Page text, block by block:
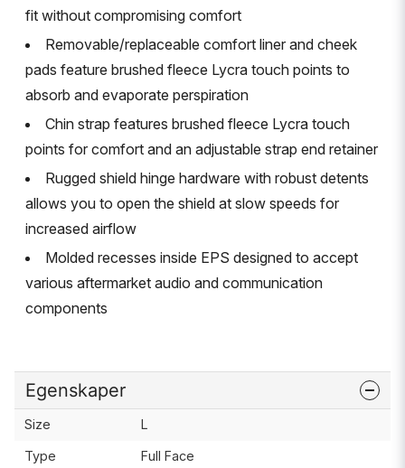
fit without compromising comfort
Removable/replaceable comfort liner and cheek
pads feature brushed fleece Lycra touch points to
absorb and evaporate perspiration
Chin strap features brushed fleece Lycra touch
points for comfort and an adjustable strap end retainer
Rugged shield hinge hardware with robust detents
allows you to open the shield at slow speeds for
increased airflow
Molded recesses inside EPS designed to accept
various aftermarket audio and communication
components
Egenskaper
Size L
Type Full Face